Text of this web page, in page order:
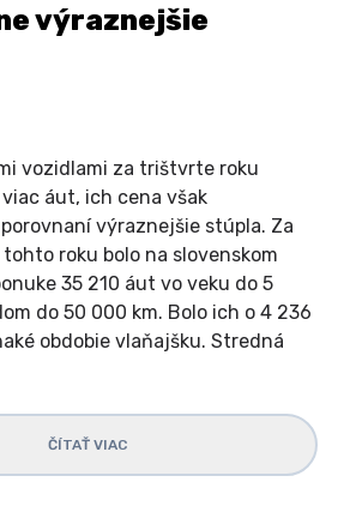
výraznejšie
vozidlami za trištvrte roku
áut, ich cena však
výraznejšie stúpla. Za
roku bolo na slovenskom
35 210 áut vo veku do 5
do 50 000 km. Bolo ich o 4 236
obdobie vlaňajšku. Stredná
ČÍTAŤ VIAC